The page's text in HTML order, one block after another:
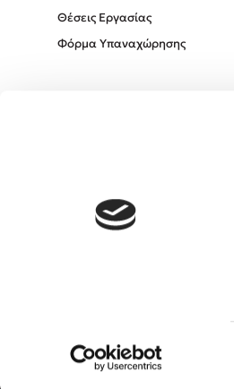
Θέσεις Εργασίας
Φόρμα Υπαναχώρησης